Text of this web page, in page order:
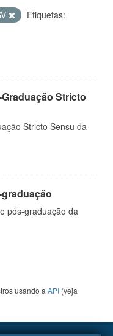
Etiquetas:
Stricto
Stricto Sensu da
pós-graduação da
usando a API (veja